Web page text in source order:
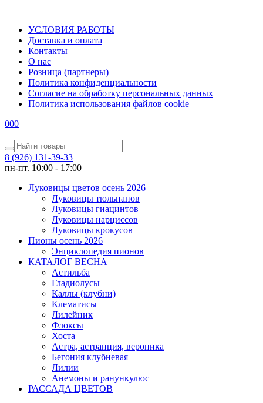
УСЛОВИЯ РАБОТЫ
Доставка и оплата
Контакты
О наc
Розница (партнеры)
Политика конфиденциальности
Согласие на обработку персональных данных
Политика использования файлов сookie
000
8 (926) 131-39-33
пн-пт. 10:00 - 17:00
Луковицы цветов осень 2026
Луковицы тюльпанов
Луковицы гиацинтов
Луковицы нарциссов
Луковицы крокусов
Пионы осень 2026
Энциклопедия пионов
КАТАЛОГ ВЕСНА
Астильба
Гладиолусы
Каллы (клубни)
Клематисы
Лилейник
Флоксы
Хоста
Астра, астранция, вероника
Бегония клубневая
Лилии
Анемоны и ранункулюс
РАССАДА ЦВЕТОВ